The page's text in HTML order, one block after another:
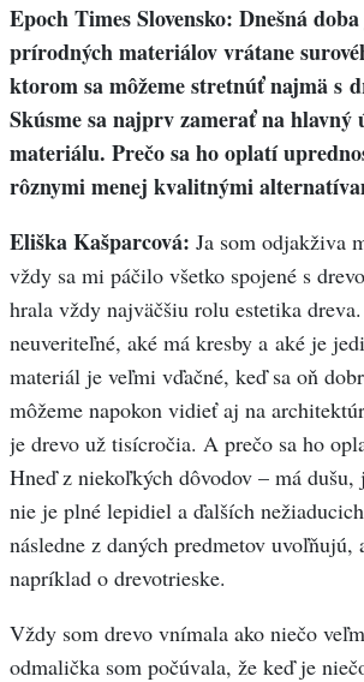
Epoch Times Slovensko: Dnešná
prírodných materiálov vrátane
ktorom sa môžeme stretnúť najmä s
Skúsme sa najprv zamerať na hlavný
materiálu. Prečo sa ho oplatí
rôznymi menej kvalitnými
Eliška Kašparcová: Ja som odjakživa
vždy sa mi páčilo všetko spojené s
hrala vždy najväčšiu rolu estetika
neuveriteľné, aké má kresby a aké je
materiál je veľmi vďačné, keď sa oň
môžeme napokon vidieť aj na
je drevo už tisícročia. A prečo sa ho
Hneď z niekoľkých dôvodov – má dušu,
nie je plné lepidiel a ďalších
následne z daných predmetov uvoľňujú,
napríklad o drevotrieske.
Vždy som drevo vnímala ako niečo
odmalička som počúvala, že keď je